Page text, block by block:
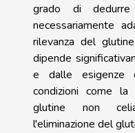
grado di
necessariamente
rilevanza del
dipende
e dalle esigenze
condizioni come
glutine non
l'eliminazione del